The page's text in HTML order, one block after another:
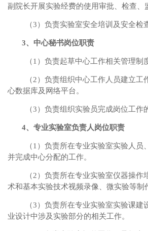
副院长开展实验经费的使用审批、检查、
（3）负责实验室安全培训及安全检
3、中心秘书岗位职责
（1 ）负责起草中心工作相关管理制
（2）负责组织中心工作人员建立工
心数据库及网络平台。
（3）负责组织实验员完成岗位工作
4、专业实验室负责人岗位职责
（1 ）负责所在专业实验室实验人员
并完成中心分配的工作。
（2）负责所在专业实验室仪器操作
术和基本实验技术视频录像、微实验等制
（3）负责所在专业实验室实验课建
业设计中涉及实验部分的相关工作。